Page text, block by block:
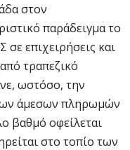
στον
παράδειγμα το
επιχειρήσεις και
τραπεζικό
ωστόσο, την
άμεσων πληρωμών
βαθμό οφείλεται
στο τοπίο των